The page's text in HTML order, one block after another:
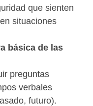
que sienten
situaciones
básica de las
preguntas
verbales
futuro).